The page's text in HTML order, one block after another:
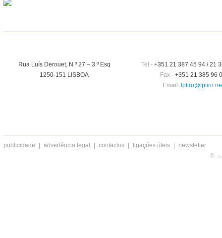
Rua Luís Derouet, N.º 27 – 3.º Esq
1250-151 LISBOA
Tel.-+351 21 387 45 94 / 21
Fax - +351 21 385 96
Email:
publicidade advertência legal contactos ligações úteis newsletter
®